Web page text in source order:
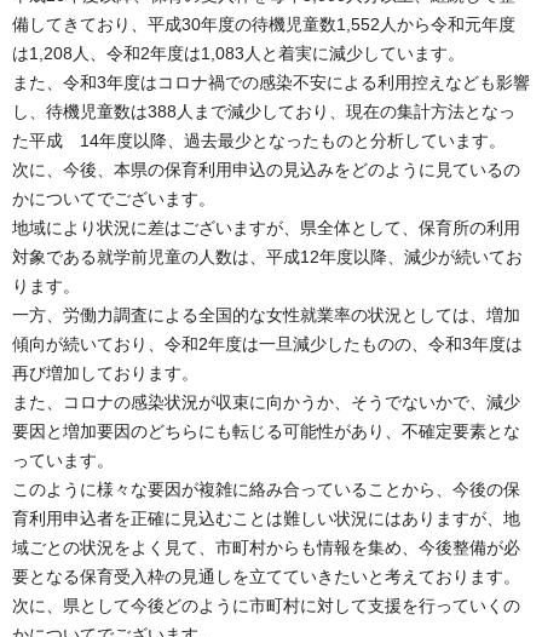
備してきており、平成30年度の待機児童数1,552人から令和元年度
は1,208人、令和2年度は1,083人と着実に減少しています。
また、令和3年度はコロナ禍での感染不安による利用控えなども影響
し、待機児童数は388人まで減少しており、現在の集計方法となっ
た平成 14年度以降、過去最少となったものと分析しています。
次に、今後、本県の保育利用申込の見込みをどのように見ているの
かについてでございます。
地域により状況に差はございますが、県全体として、保育所の利用
対象である就学前児童の人数は、平成12年度以降、減少が続いてお
ります。
一方、労働力調査による全国的な女性就業率の状況としては、増加
傾向が続いており、令和2年度は一旦減少したものの、令和3年度は
再び増加しております。
また、コロナの感染状況が収束に向かうか、そうでないかで、減少
要因と増加要因のどちらにも転じる可能性があり、不確定要素とな
っています。
このように様々な要因が複雑に絡み合っていることから、今後の保
育利用申込者を正確に見込むことは難しい状況にはありますが、地
域ごとの状況をよく見て、市町村からも情報を集め、今後整備が必
要となる保育受入枠の見通しを立てていきたいと考えております。
次に、県として今後どのように市町村に対して支援を行っていくの